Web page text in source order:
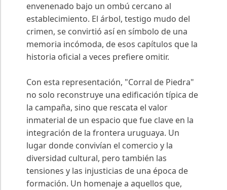
envenenado bajo un ombú cercano al
establecimiento. El árbol, testigo mudo del
crimen, se convirtió así en símbolo de una
memoria incómoda, de esos capítulos que la
historia oficial a veces prefiere omitir.
Con esta representación, "Corral de Piedra"
no solo reconstruye una edificación típica de
la campaña, sino que rescata el valor
inmaterial de un espacio que fue clave en la
integración de la frontera uruguaya. Un
lugar donde convivían el comercio y la
diversidad cultural, pero también las
tensiones y las injusticias de una época de
formación. Un homenaje a aquellos que,